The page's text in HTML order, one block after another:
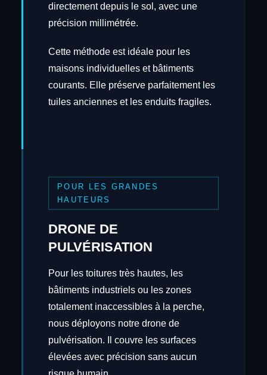
directement depuis le sol, avec une
précision millimétrée.
Cette méthode est idéale pour les
maisons individuelles et bâtiments
courants. Elle préserve parfaitement les
tuiles anciennes et les enduits fragiles.
POUR LES GRANDES
HAUTEURS
DRONE DE
PULVÉRISATION
Pour les toitures très hautes, les
bâtiments industriels ou les zones
totalement inaccessibles à la perche,
nous déployons notre drone de
pulvérisation. Il couvre les surfaces
élevées avec précision sans aucun